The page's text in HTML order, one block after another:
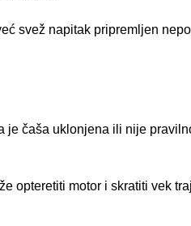
svež napitak pripremljen
čaša uklonjena ili nije
opteretiti motor i skratiti vek